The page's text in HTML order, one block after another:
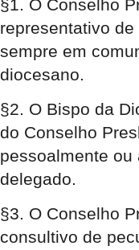
§1. O Conselho
representativo
sempre em
diocesano.
§2. O Bispo da
do Conselho
pessoalmente ou
delegado.
§3. O Conselho
consultivo de